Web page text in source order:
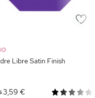
Libre Satin Finish
3,59 €